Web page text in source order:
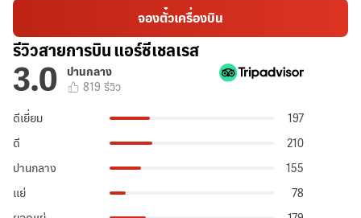
จองตั๋วเครื่องบิน
รีวิวสายการบิน แอร์ซีเชลเรส
3.0 ปานกลาง
819 รีวิว
ดีเยี่ยม
197
ดี
210
ปานกลาง
155
แย่
78